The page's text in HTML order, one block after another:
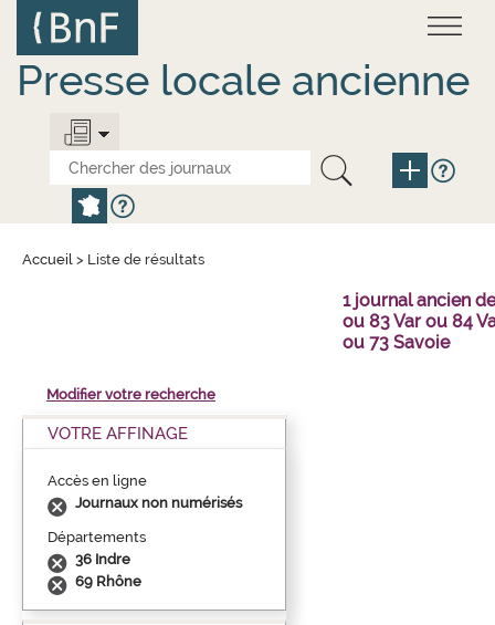
contenu
principal
Presse locale ancienne
Accueil > Liste de résultats
1 journal ancien
ou 83 Var ou 84
ou 73 Savoie
Modifier votre recherche
VOTRE AFFINAGE
Accès en ligne
Journaux non numérisés
Départements
36 Indre
69 Rhône
Panneau de gestion des cookies